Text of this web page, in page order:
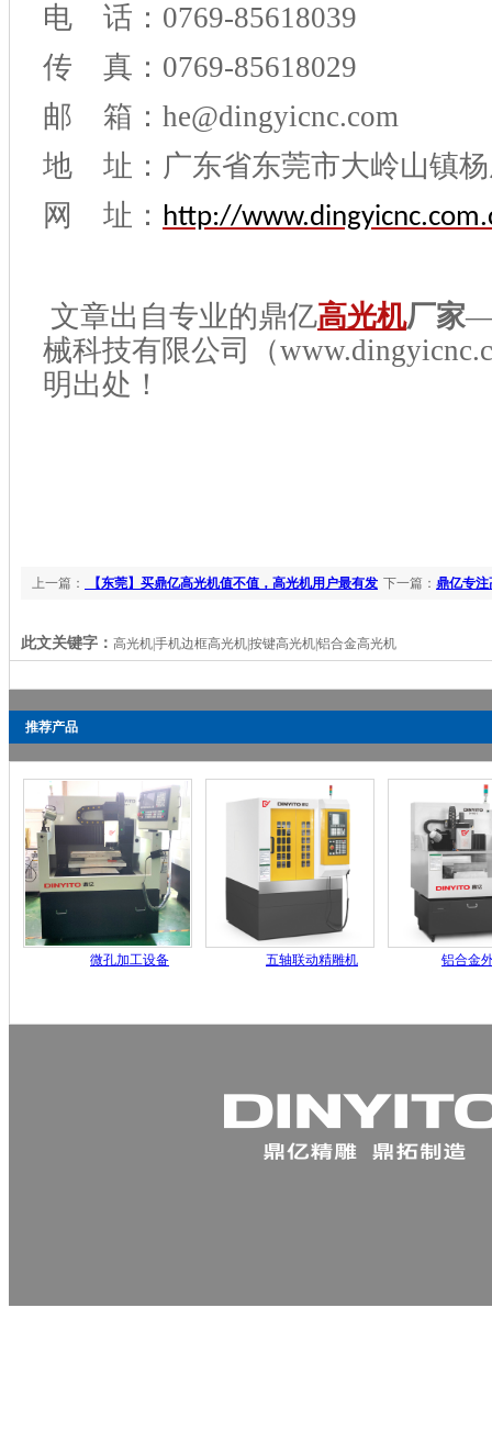
电 话：0769-85618039
传 真：0769-85618029
邮 箱：he@dingyicnc.com
地 址：广东省东莞市大岭山镇
网 址： http://
文章出自专业的鼎亿高光机厂家
械科技有限公司（
明出处！
下一篇： 鼎亿专注
上一篇： 【东莞】买鼎亿高光机值不值，高光机用户最有发
此文关键字： 高光机|手机边框高光机|按键高光机|铝合金高光机
推荐产品
微孔加工设备 五轴联动精雕机 铝合金